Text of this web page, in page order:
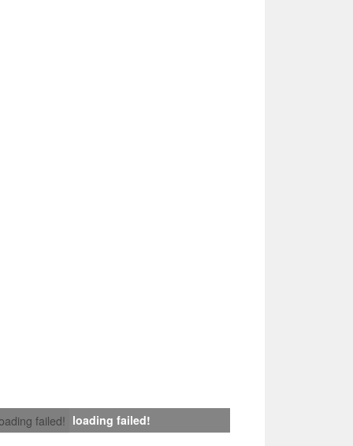
failed! loading failed!